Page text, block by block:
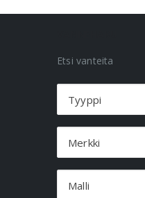
Etsi vanteita
Tyyppi
Merkki
Malli